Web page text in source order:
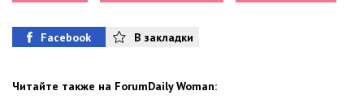
Facebook В закладки
Читайте также на ForumDaily Woman: